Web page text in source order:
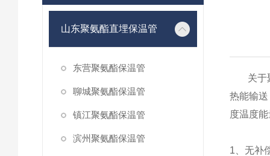
山东聚氨酯直埋保温管
东营聚氨酯保温管
聊城聚氨酯保温管
镇江聚氨酯保温管
滨州聚氨酯保温管
关于
热能输
度温度
1、无补